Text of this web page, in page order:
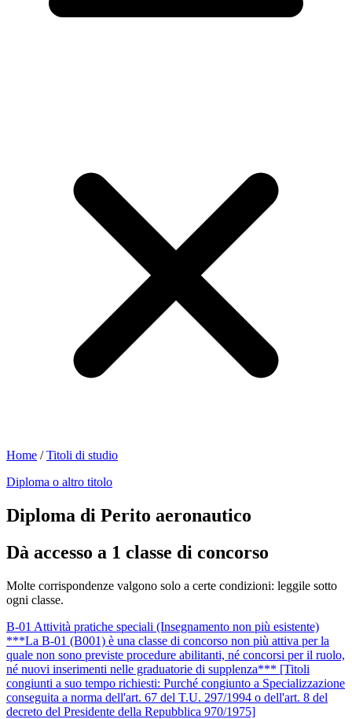
Home /Titoli di studio
Diploma o altro titolo
Diploma di Perito aeronautico
Dà accesso a 1 classe di concorso
Molte corrispondenze valgono solo a certe condizioni: leggile sotto
ogni classe.
B-01 Attività pratiche speciali (Insegnamento non più esistente)
***La B-01 (B001) è una classe di concorso non più attiva per la
quale non sono previste procedure abilitanti, né concorsi per il ruolo,
né nuovi inserimenti nelle graduatorie di supplenza*** [Titoli
congiunti a suo tempo richiesti: Purché congiunto a Specializzazione
conseguita a norma dell'art. 67 del T.U. 297/1994 o dell'art. 8 del
decreto del Presidente della Repubblica 970/1975]